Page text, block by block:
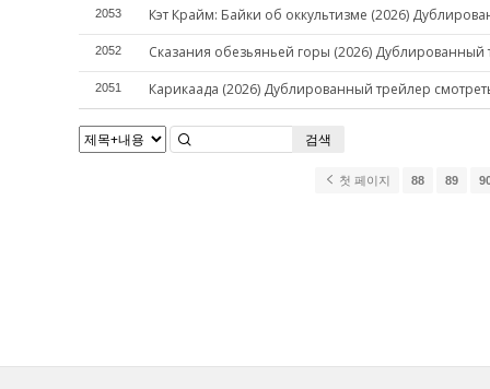
2053 Кэт Крайм: Байки об оккультизме (2026)
2052 Сказания обезьяньей горы (2026) Дублированный
2051 Карикаада (2026) Дублированный трейлер
검색
첫 페이지 88 89